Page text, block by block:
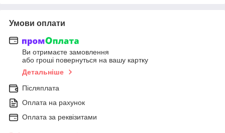
Умови оплати
Ви отримаєте замовлення
або гроші повернуться на вашу картку
Детальніше
Післяплата
Оплата на рахунок
Оплата за реквізитами